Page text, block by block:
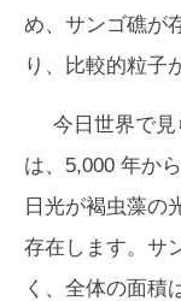
め、サンゴ礁が
り、比較的粒子
今日世界で
は、5,000 年か
日光が褐虫藻の
存在します。サ
く、全体の面積